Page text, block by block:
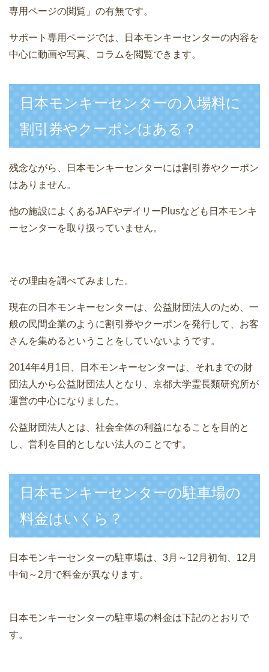
専用ページの閲覧」の有無です。
サポート専用ページでは、日本モンキーセンターの内容を
中心に動画や写真、コラムを閲覧できます。
日本モンキーセンターの入場料に
割引券やクーポンはある？
残念ながら、日本モンキーセンターには割引券やクーポン
はありません。
他の施設によくあるJAFやデイリーPlusなども日本モンキ
ーセンターを取り扱っていません。
その理由を調べてみました。
現在の日本モンキーセンターは、公益財団法人のため、一
般の民間企業のように割引券やクーポンを発行して、お客
さんを集めるということをしていないようです。
2014年4月1日、日本モンキーセンターは、それまでの財
団法人から公益財団法人となり、京都大学霊長類研究所が
運営の中心になりました。
公益財団法人とは、社会全体の利益になることを目的と
し、営利を目的としない法人のことです。
日本モンキーセンターの駐車場の
料金はいくら？
日本モンキーセンターの駐車場は、3月～12月初旬、12月
中旬～2月で料金が異なります。
日本モンキーセンターの駐車場の料金は下記のとおりで
す。